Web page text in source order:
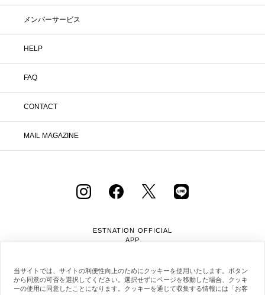
メンバーサービス
HELP
FAQ
CONTACT
MAIL MAGAZINE
ESTNATION OFFICIAL
APP
当サイトでは、サイトの利便性向上のためにクッキーを使用いたします。ボタン
から同意の可否を選択してください。選択せずにページを移動した場合、クッキ
ーの使用に同意したことになります。クッキーを通じて収集する情報には「お客